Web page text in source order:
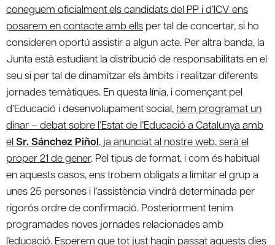
coneguem oficialment els candidats del PP i d’ICV ens
posarem en contacte amb ells per tal de concertar, si ho
consideren oportú assistir a algun acte. Per altra banda, la
Junta està estudiant la distribució de responsabilitats en el
seu si per tal de dinamitzar els àmbits i realitzar diferents
jornades temàtiques. En questa línia, i començant pel
d’Educació i desenvolupament social, hem programat un
dinar – debat sobre l’Estat de l’Educació a Catalunya amb
elSr. Sánchez Piñol, ja anunciat al nostre web, serà el
proper 21 de gener. Pel tipus de format, i com és habitual
en aquests casos, ens trobem obligats a limitar el grup a
unes 25 persones i l’assistència vindrà determinada per
rigorós ordre de confirmació. Posteriorment tenim
programades noves jornades relacionades amb
l’educació. Esperem que tot just hagin passat aquests dies